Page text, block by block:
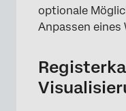
optionale
Anpassen